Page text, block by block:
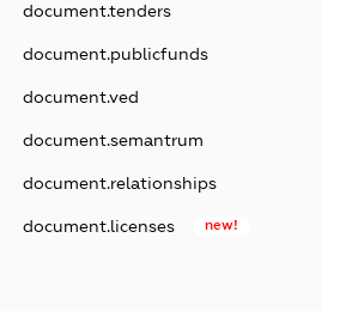
document.tenders
document.publicfunds
document.ved
document.semantrum
document.relationships
document.licenses new!